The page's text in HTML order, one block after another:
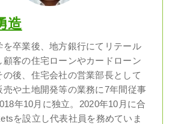
造
を卒業後、地方銀行にてリテール
顧客の住宅ローンやカードローン
の後、住宅会社の営業部長として
売や土地開発等の業務に7年間従事
年10月に独立。2020年10月に合
を設立し代表社員を務めていま